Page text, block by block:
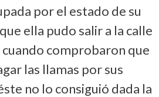
por el estado de su
ella pudo salir a la calle
comprobaron que
las llamas por sus
no lo consiguió dada la